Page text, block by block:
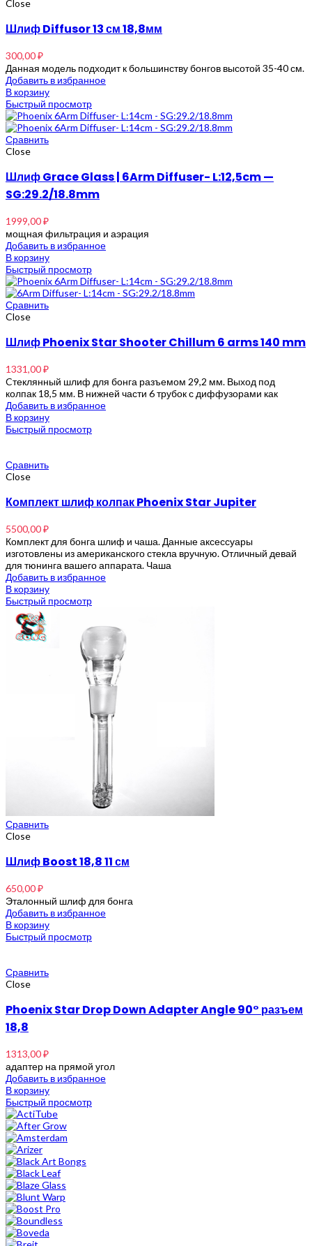
Close
Шлиф Diffusor 13 см 18,8мм
300,00₽
Данная модель подходит к большинству бонгов высотой 35-40 см.
Добавить в избранное
В корзину
Быстрый просмотр
Сравнить
Close
Шлиф Grace Glass | 6Arm Diffuser- L:12,5cm —
SG:29.2/18.8mm
1999,00₽
мощная фильтрация и аэрация
Добавить в избранное
В корзину
Быстрый просмотр
Сравнить
Close
Шлиф Phoenix Star Shooter Chillum 6 arms 140 mm
1331,00₽
Cтеклянный шлиф для бонга разъемом 29,2 мм. Выход под
колпак 18,5 мм. В нижней части 6 трубок с диффузорами как
Добавить в избранное
В корзину
Быстрый просмотр
Сравнить
Close
Комплект шлиф колпак Phoenix Star Jupiter
5500,00₽
Комплект для бонга шлиф и чаша. Данные аксессуары
изготовлены из американского стекла вручную. Отличный девай
для тюнинга вашего аппарата. Чаша
Добавить в избранное
В корзину
Быстрый просмотр
Сравнить
Close
Шлиф Boost 18,8 11 см
650,00₽
Эталонный шлиф для бонга
Добавить в избранное
В корзину
Быстрый просмотр
Сравнить
Close
Phoenix Star Drop Down Adapter Angle 90° разъем
18,8
1313,00₽
адаптер на прямой угол
Добавить в избранное
В корзину
Быстрый просмотр